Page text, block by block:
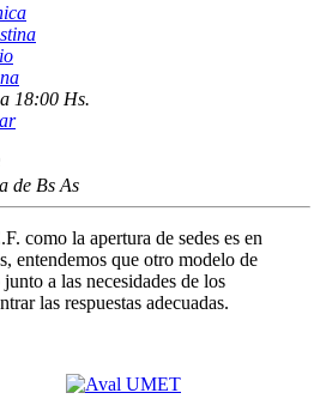
18:00 Hs.
de Bs As
como la apertura de sedes es en
entendemos que otro modelo de
a las necesidades de los
las respuestas adecuadas.